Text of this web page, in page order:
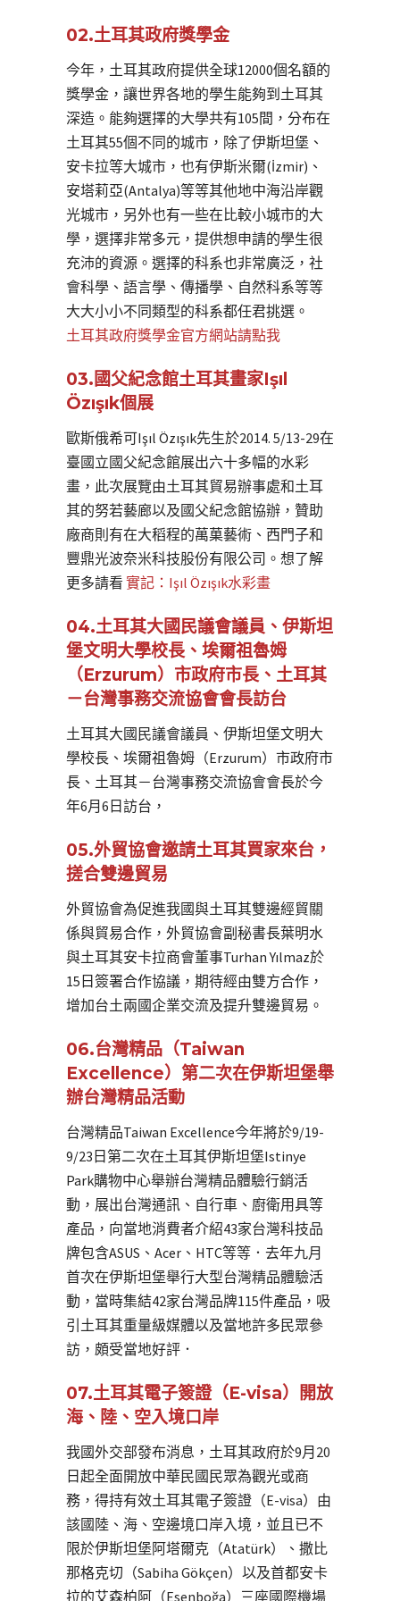
02.土耳其政府獎學金
今年，土耳其政府提供全球12000個名額的
獎學金，讓世界各地的學生能夠到土耳其
深造。能夠選擇的大學共有105間，分布在
土耳其55個不同的城市，除了伊斯坦堡、
安卡拉等大城市，也有伊斯米爾(İzmir)、
安塔莉亞(Antalya)等等其他地中海沿岸觀
光城市，另外也有一些在比較小城市的大
學，選擇非常多元，提供想申請的學生很
充沛的資源。選擇的科系也非常廣泛，社
會科學、語言學、傳播學、自然科系等等
大大小小不同類型的科系都任君挑選。
土耳其政府獎學金官方網站請點我
03.國父紀念館土耳其畫家Işıl
Özışık個展
歐斯俄希可Işıl Özışık先生於2014. 5/13-29在
臺國立國父紀念館展出六十多幅的水彩
畫，此次展覽由土耳其貿易辦事處和土耳
其的努若藝廊以及國父紀念館協辦，贊助
廠商則有在大稻程的萬菓藝術、西門子和
豐鼎光波奈米科技股份有限公司。想了解
更多請看 實記：Işıl Özışık水彩畫
04.土耳其大國民議會議員、伊斯坦
堡文明大學校長、埃爾祖魯姆
（Erzurum）市政府市長、土耳其
－台灣事務交流協會會長訪台
土耳其大國民議會議員、伊斯坦堡文明大
學校長、埃爾祖魯姆（Erzurum）市政府市
長、土耳其－台灣事務交流協會會長於今
年6月6日訪台，
05.外貿協會邀請土耳其買家來台，
搓合雙邊貿易
外貿協會為促進我國與土耳其雙邊經貿關
係與貿易合作，外貿協會副秘書長葉明水
與土耳其安卡拉商會董事Turhan Yılmaz於
15日簽署合作協議，期待經由雙方合作，
增加台土兩國企業交流及提升雙邊貿易。
06.台灣精品（Taiwan
Excellence）第二次在伊斯坦堡舉
辦台灣精品活動
台灣精品Taiwan Excellence今年將於9/19-
9/23日第二次在土耳其伊斯坦堡Istinye
Park購物中心舉辦台灣精品體驗行銷活
動，展出台灣通訊、自行車、廚衛用具等
產品，向當地消費者介紹43家台灣科技品
牌包含ASUS、Acer、HTC等等．去年九月
首次在伊斯坦堡舉行大型台灣精品體驗活
動，當時集結42家台灣品牌115件產品，吸
引土耳其重量級媒體以及當地許多民眾參
訪，頗受當地好評．
07.土耳其電子簽證（E-visa）開放
海、陸、空入境口岸
我國外交部發布消息，土耳其政府於9月20
日起全面開放中華民國民眾為觀光或商
務，得持有效土耳其電子簽證（E-visa）由
該國陸、海、空邊境口岸入境，並且已不
限於伊斯坦堡阿塔爾克（Atatürk）、撒比
那格克切（Sabiha Gökçen）以及首都安卡
拉的艾森柏阿（Esenboğa）三座國際機場